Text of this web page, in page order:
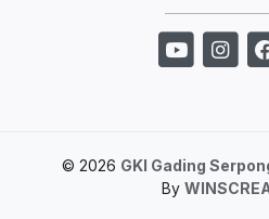
© 2026 GKI Gading
By